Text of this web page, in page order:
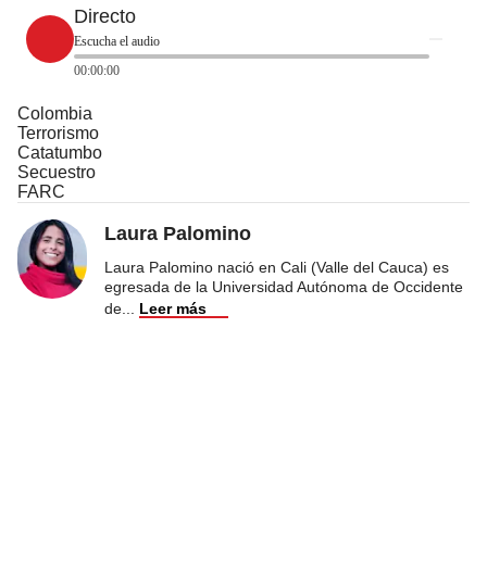
Directo
Escucha el audio
00:00:00
Colombia
Terrorismo
Catatumbo
Secuestro
FARC
Laura Palomino
Laura Palomino nació en Cali (Valle del Cauca) es
egresada de la Universidad Autónoma de Occidente
de
Leer más